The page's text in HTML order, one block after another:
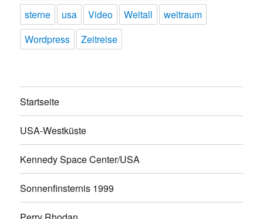
sterne
usa Video Weltall
weltraum
Wordpress
Zeitreise
Startseite
USA-Westküste
Kennedy Space Center/USA
Sonnenfinsternis 1999